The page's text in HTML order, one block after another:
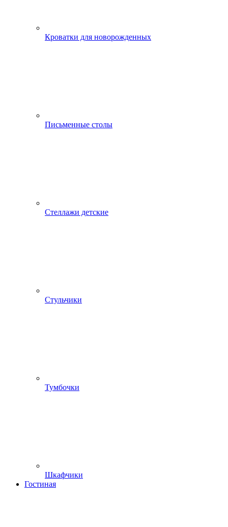
Кроватки для новорожденных
Письменные столы
Стеллажи детские
Стульчики
Тумбочки
Шкафчики
Гостиная